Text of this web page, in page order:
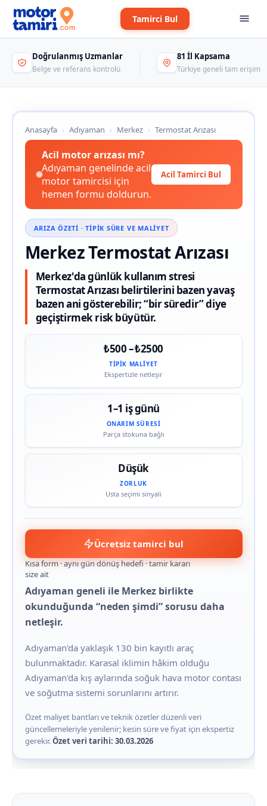
Tamirci Bul
Doğrulanmış Uzmanlar
Belge ve referans kontrolü
81 İl Kapsama
Türkiye geneli tam erişim
Anasayfa › Adıyaman › Merkez › Termostat Arızası
Acil motor arızası mı?
Adıyaman genelinde acil
motor tamircisi için
hemen formu doldurun.
Acil Tamirci Bul
ARIZA ÖZETI · TIPIK SÜRE VE MALIYET
Merkez Termostat Arızası
Merkez'da günlük kullanım stresi
Termostat Arızası belirtilerini bazen yavaş
bazen ani gösterebilir; “bir süredir” diye
geçiştirmek risk büyütür.
₺500 – ₺2500
TIPIK MALIYET
Ekspertizle netleşir
1–1 iş günü
ONARIM SÜRESI
Parça stokuna bağlı
Düşük
ZORLUK
Usta seçimi sinyali
Ücretsiz tamirci bul
Kısa form · aynı gün dönüş hedefi · tamir kararı
size ait
Adıyaman geneli ile Merkez birlikte
okunduğunda “neden şimdi” sorusu daha
netleşir.
Adıyaman'da yaklaşık 130 bin kayıtlı araç
bulunmaktadır. Karasal iklimin hâkim olduğu
Adıyaman'da kış aylarında soğuk hava motor contası
ve soğutma sistemi sorunlarını artırır.
Özet maliyet bantları ve teknik özetler düzenli veri
güncellemeleriyle yenilenir; kesin süre ve fiyat için ekspertiz
gerekir.Özet veri tarihi: 30.03.2026